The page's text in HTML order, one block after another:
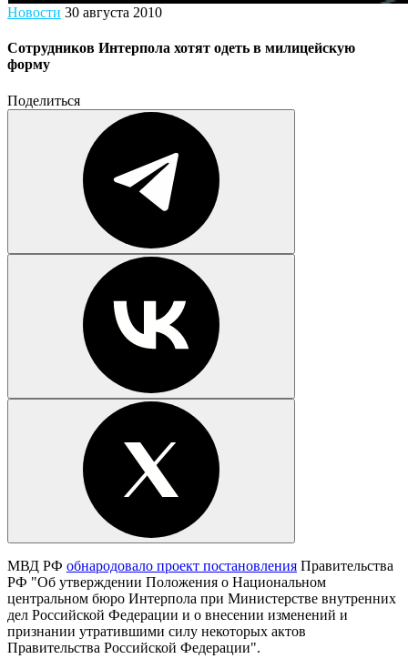
Новости 30 августа 2010
Сотрудников Интерпола хотят одеть в милицейскую
форму
Поделиться
МВД РФ обнародовало проект постановления Правительства
РФ "Об утверждении Положения о Национальном
центральном бюро Интерпола при Министерстве внутренних
дел Российской Федерации и о внесении изменений и
признании утратившими силу некоторых актов
Правительства Российской Федерации".